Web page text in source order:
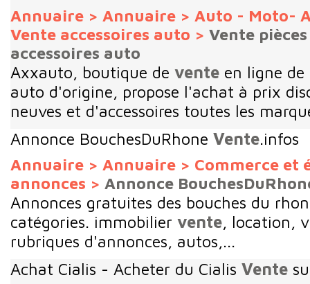
Annuaire > Annuaire > Auto - Moto-
Vente accessoires auto > Vente
accessoires auto
Axxauto, boutique de vente en ligne de
auto d'origine, propose l'achat à prix
neuves et d'accessoires toutes les
Annonce BouchesDuRhone Vente.infos
Annuaire > Annuaire > Commerce et
annonces > Annonce
Annonces gratuites des bouches du
catégories. immobilier vente , location,
rubriques d'annonces, autos,...
Achat Cialis - Acheter du Cialis Vente